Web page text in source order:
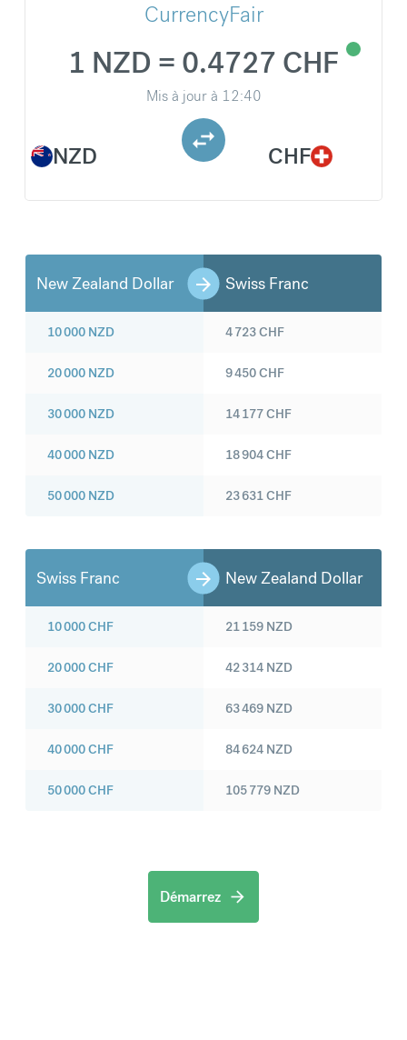
CurrencyFair
NZD
1 NZD = 0.4727 CHF
Mis à jour à 12:40
CHF
New Zealand Dollar Swiss Franc
10 000 NZD
20 000 NZD
30 000 NZD
40 000 NZD
50 000 NZD
4 723CHF
9 450CHF
14 177CHF
18 904CHF
23 631CHF
Swiss Franc New Zealand Dollar
10 000CHF
20 000CHF
30 000CHF
40 000CHF
50 000CHF
21 159 NZD
42 314 NZD
63 469 NZD
84 624 NZD
105 779 NZD
Démarrez